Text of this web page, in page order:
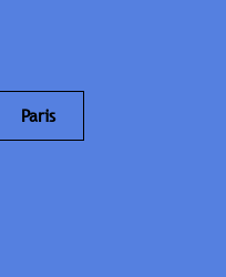
Paris